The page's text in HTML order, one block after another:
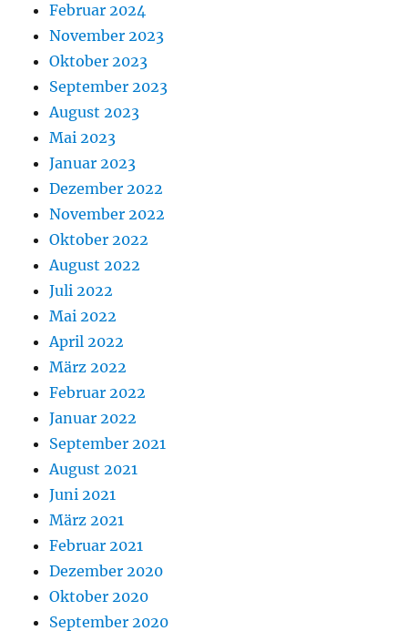
Februar 2024
November 2023
Oktober 2023
September 2023
August 2023
Mai 2023
Januar 2023
Dezember 2022
November 2022
Oktober 2022
August 2022
Juli 2022
Mai 2022
April 2022
März 2022
Februar 2022
Januar 2022
September 2021
August 2021
Juni 2021
März 2021
Februar 2021
Dezember 2020
Oktober 2020
September 2020